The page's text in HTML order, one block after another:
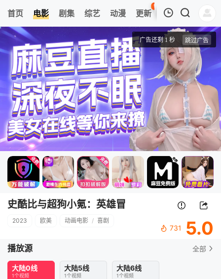
首页 电影 剧集 综艺 动漫 更新
99
热榜 APP
我的观影记录
正片
史酷比与超狗小氪：英雄冒险
清空
史酷比与超狗小氪：英雄冒
2023 欧美 动画电影 / 喜剧
731 5.0
播放源 全部
大陆0线
1个视频
大陆5线
1个视频
大陆6线
1个视频